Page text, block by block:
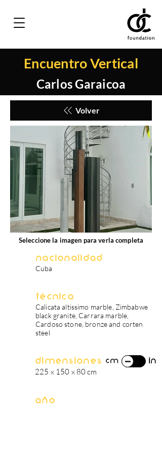
Encuentro Vertical
Carlos Garaicoa
Volver
Seleccione la imagen para verla completa
Nacionalidad
Cuba
Técnica
Calicata altissimo marble, Zimbabwe
black granite, Carrara marble,
Cardoso stone, bronze and corten
steel
Dimensiones
225 x 150 x 80 cm
cm in
Año